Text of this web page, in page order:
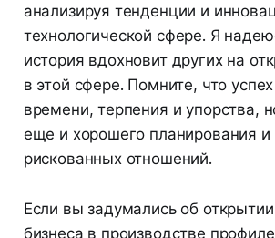
анализируя тенденции и
технологической сфере. Я
история вдохновит других на
в этой сфере. Помните, что
времени, терпения и упорства,
еще и хорошего планирования и
рискованных отношений.
Если вы задумались об
бизнеса в производстве